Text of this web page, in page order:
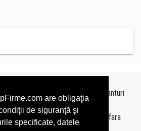
are obligaţia
de siguranţă şi
specificate, datele
TopFirme
pe baza ultimelor bilanturi
topurilor fara acordul TopFirme si fara